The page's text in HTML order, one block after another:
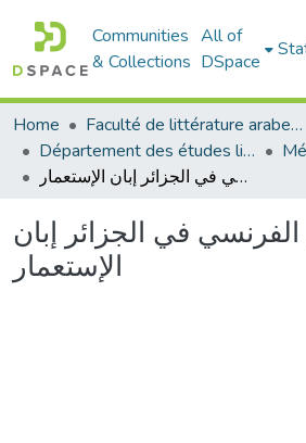
Communities
& Collections
All of
DSpace
Home
Faculté de littérature arabe et des arts
Département des études littéraires et critiques
الإستشراق الفرنسي في الجزائر إبان الإستعمار
في الجزائر إبان
الإستعمار